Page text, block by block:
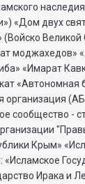
«Дом двух
Великой
моджахедов»
«Имарат
«Автономная
организация
сообщество -
Крым»
«Исламское
Ирака и